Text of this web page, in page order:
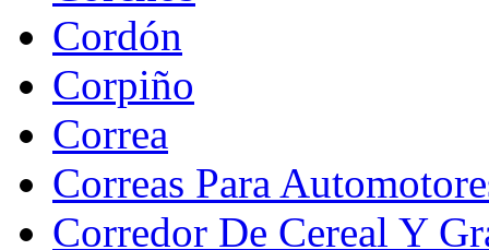
Cordón
Corpiño
Correa
Correas Para
Corredor De Cereal Y